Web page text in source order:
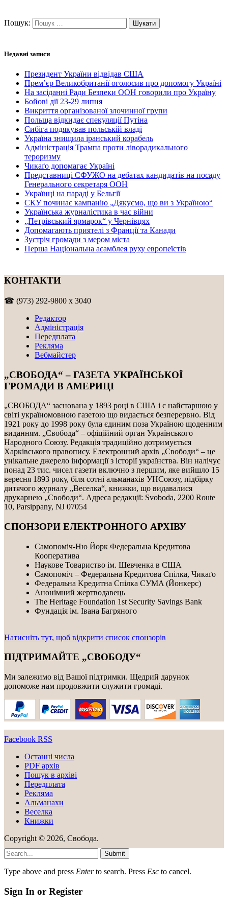
Пошук:
Недавні записи
Президент України відвідав США
Прем’єр Великобританії оголосив про допомогу Україні
На засіданні Ради Безпеки ООН говорили про Україну
Бойові дії 23-29 липня
Викриття організованої злочинної групи
Польща відкидає спекуляції Путіна
Сибіга подякував польській владі
Україна знищила іранський корабель
Адміністрація Трампа проти ліворадикального
тероризму
Чикаґо допомагає Україні
Представниці СФУЖО на дебатах кандидатів на посаду
Генерального секретаря ООН
Українці на параді у Бельгії
СКУ починає кампанію „Дякуємо, що ви з Україною“
Українська журналістика в час війни
„Петрівський ярмарок“ у Чернівцях
Допомагають приятелі з Франції та Канади
Зустріч громади з мером міста
Перша Національна асамблея руху европеїстів
КОНТАКТИ
☎ (973) 292-9800 x 3040
Редактор
Адміністрація
Передплата
Рекляма
Вебмайстер
„СВОБОДА“ – ГАЗЕТА УКРАЇНСЬКОЇ
ГРОМАДИ В АМЕРИЦІ
„СВОБОДА“ заснована у 1893 році в США і є найстаршою у
світі україномовною газетою що видається безперервно. Від
1921 року до 1998 року була єдиним поза Україною щоденним
виданням. „Свобода“ – офіційний орган Українського
Народного Союзу. Редакція традиційно дотримується
Харківського правопису. Електронний архів „Свободи“ – це
унікальне джерело інформації з історії українства. Він налічує
понад 23 тис. чисел газети включно з першим, яке вийшло 15
вересня 1893 року, біля сотні альманахів УНСоюзу, підбірку
дитячого журналу „Веселка“, книжки, що видавалися
друкарнею „Свободи“. Адреса редакції: Svoboda, 2200 Route
10, Parsippany, NJ 07054
СПОНЗОРИ ЕЛЕКТРОННОГО АРХІВУ
Самопоміч-Ню Йорк Федеральна Кредитова
Кооператива
Наукове Товариство ім. Шевченка в США
Самопоміч – Федеральна Кредитова Спілка, Чикаґо
Федеральнa Kредитнa Спілка CУMA (Йонкерс)
Анонімний жертводавець
The Heritage Foundation 1st Security Savings Bank
Фундація ім. Івана Багряного
Натисніть тут, щоб відкрити список спонзорів
ПІДТРИМАЙТЕ „СВОБОДУ“
Ми залежимо від Вашої підтримки. Щедрий дарунок
допоможе нам продовжити служити громаді.
Facebook RSS
Останні числа
PDF архів
Пошук в архіві
Передплата
Рекляма
Альманахи
Веселка
Книжки
Copyright © 2026, Свобода.
Submit
Type above and press Enterto search. Press Esc to cancel.
Sign In or Register